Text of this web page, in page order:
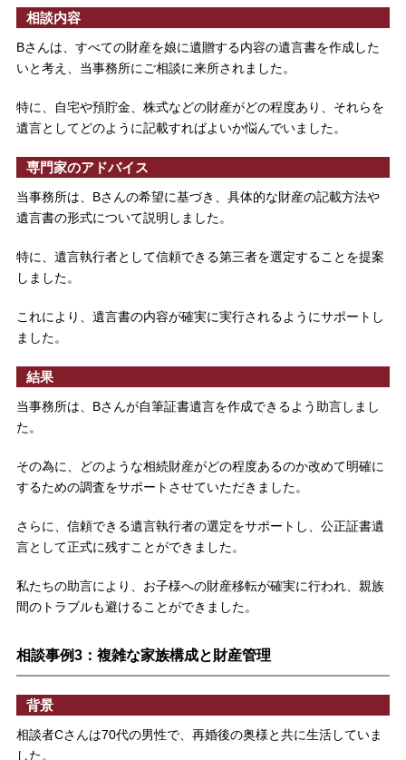
相談内容
Bさんは、すべての財産を娘に遺贈する内容の遺言書を作成した
いと考え、当事務所にご相談に来所されました。
特に、自宅や預貯金、株式などの財産がどの程度あり、それらを
遺言としてどのように記載すればよいか悩んでいました。
専門家のアドバイス
当事務所は、Bさんの希望に基づき、具体的な財産の記載方法や
遺言書の形式について説明しました。
特に、遺言執行者として信頼できる第三者を選定することを提案
しました。
これにより、遺言書の内容が確実に実行されるようにサポートし
ました。
結果
当事務所は、Bさんが自筆証書遺言を作成できるよう助言しまし
た。
その為に、どのような相続財産がどの程度あるのか改めて明確に
するための調査をサポートさせていただきました。
さらに、信頼できる遺言執行者の選定をサポートし、公正証書遺
言として正式に残すことができました。
私たちの助言により、お子様への財産移転が確実に行われ、親族
間のトラブルも避けることができました。
相談事例3：複雑な家族構成と財産管理
背景
相談者Cさんは70代の男性で、再婚後の奥様と共に生活していま
した。